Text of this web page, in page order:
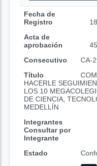
Fecha de
Registro
Acta de
aprobación
Consecutivo
CA-
Título
HACERLE
LOS 10
DE CIENCIA,
MEDELLÍN
Integrantes
Consultar por
Integrante
Estado